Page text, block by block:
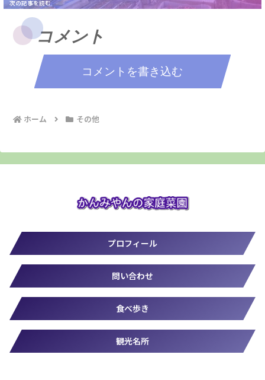
コメント
コメントを書き込む
ホーム その他
プロフィール
問い合わせ
食べ歩き
観光名所